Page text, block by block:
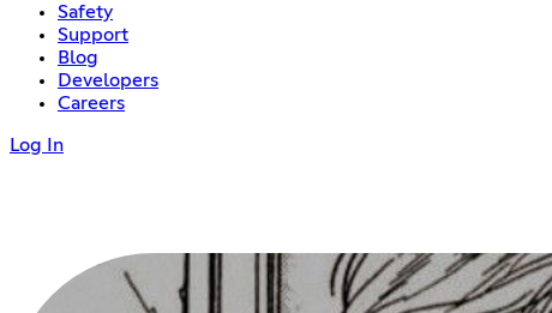
Safety
Support
Blog
Developers
Careers
Log In